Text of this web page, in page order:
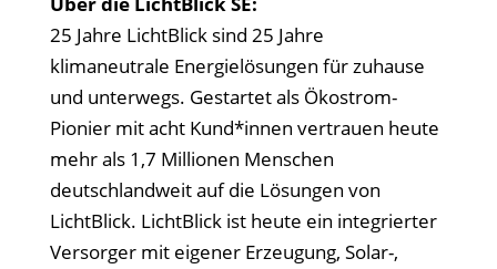
25 Jahre LichtBlick sind 25 Jahre
klimaneutrale Energielösungen für zuhause
und unterwegs. Gestartet als Ökostrom-
Pionier mit acht Kund*innen vertrauen heute
mehr als 1,7 Millionen Menschen
deutschlandweit auf die Lösungen von
LichtBlick. LichtBlick ist heute ein integrierter
Versorger mit eigener Erzeugung, Solar-,